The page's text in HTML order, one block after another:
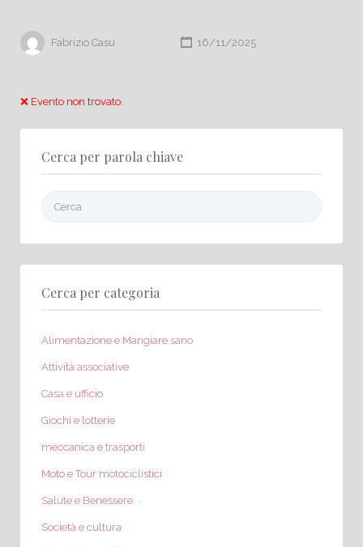
Fabrizio Casu 16/11/2025
❌ Evento non trovato.
Cerca per parola chiave
Cerca per categoria
Alimentazione e Mangiare sano
Attività associative
Casa e ufficio
Giochi e lotterie
meccanica e trasporti
Moto e Tour motociclistici
Salute e Benessere
Società e cultura